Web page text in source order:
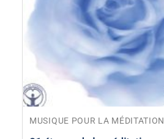
MUSIQUE POUR LA MÉDITATION